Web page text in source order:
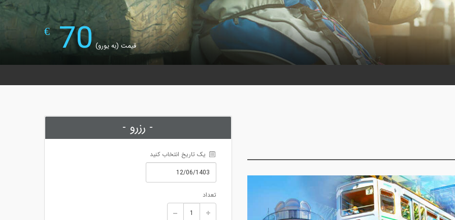
قیمت (به یورو)70
€
- رزرو -
یک تاریخ انتخاب کنید
تعداد